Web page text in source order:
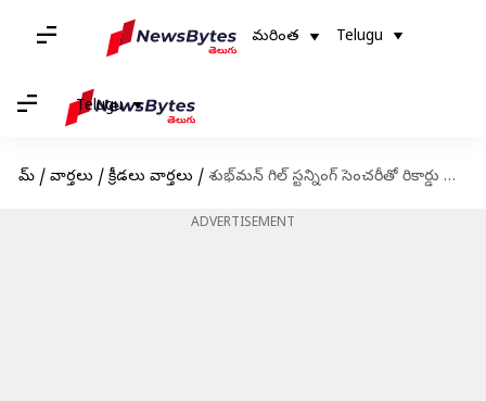
మరింత Telugu
Telugu
హోమ్ / వార్తలు / క్రీడలు వార్తలు / శుభ్‌మన్ గిల్ స్టన్నింగ్ సెంచరీతో రికార్డు బద్దలు
ADVERTISEMENT